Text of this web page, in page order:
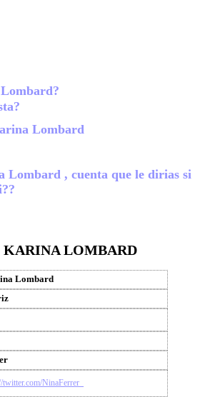
Lombard
Lombard , cuenta que le dirias si
KARINA LOMBARD
Lombard
twitter.com/NinaFerrer_